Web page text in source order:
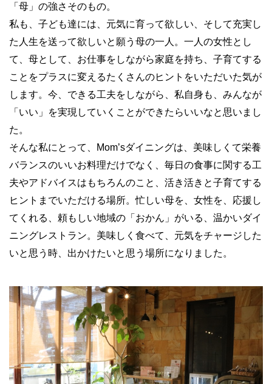
「母」の強さそのもの。
私も、子ども達には、元気に育って欲しい、そして充実し
た人生を送って欲しいと願う母の一人。一人の女性とし
て、母として、お仕事をしながら家庭を持ち、子育てする
ことをプラスに変えるたくさんのヒントをいただいた気が
します。今、できる工夫をしながら、私自身も、みんなが
「いい」を実現していくことができたらいいなと思いまし
た。
そんな私にとって、Mom’sダイニングは、美味しくて栄養
バランスのいいお料理だけでなく、毎日の食事に関する工
夫やアドバイスはもちろんのこと、活き活きと子育てする
ヒントまでいただける場所。忙しい母を、女性を、応援し
てくれる、頼もしい地域の「おかん」がいる、温かいダイ
ニングレストラン。美味しく食べて、元気をチャージした
いと思う時、出かけたいと思う場所になりました。